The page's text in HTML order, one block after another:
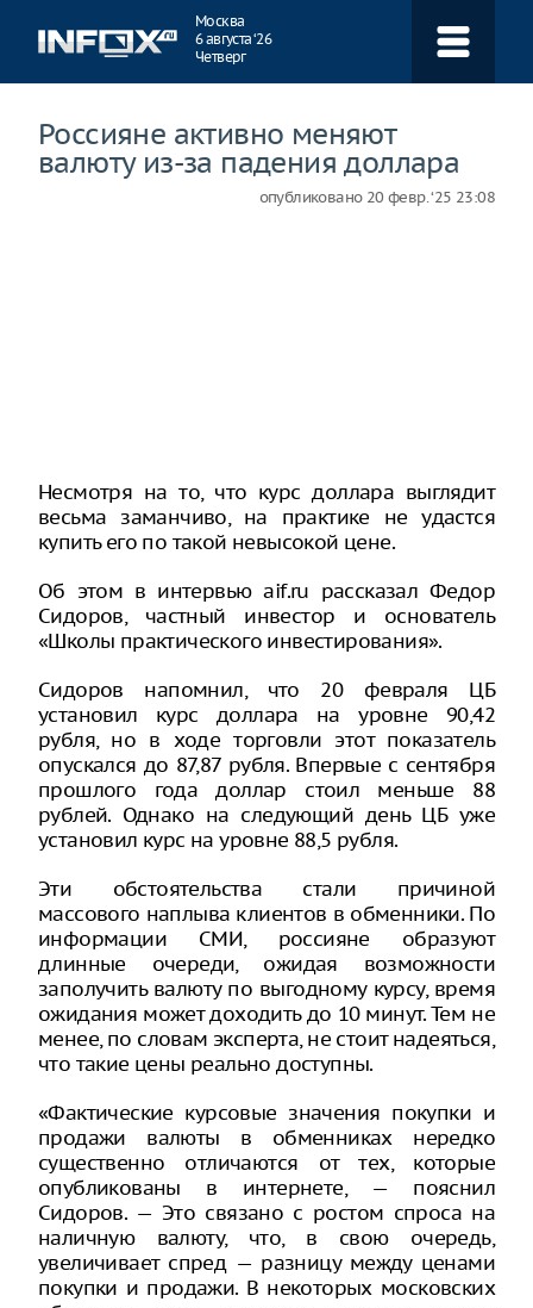
Москва
6 августа ‘26
Четверг
Россияне активно меняют
валюту из-за падения доллара
опубликовано 20 февр. ‘25 23:08
Несмотря на то, что курс доллара выглядит
весьма заманчиво, на практике не удастся
купить его по такой невысокой цене.
Об этом в интервью aif.ru рассказал Федор
Сидоров, частный инвестор и основатель
«Школы практического инвестирования».
Сидоров напомнил, что 20 февраля ЦБ
установил курс доллара на уровне 90,42
рубля, но в ходе торговли этот показатель
опускался до 87,87 рубля. Впервые с сентября
прошлого года доллар стоил меньше 88
рублей. Однако на следующий день ЦБ уже
установил курс на уровне 88,5 рубля.
Эти обстоятельства стали причиной
массового наплыва клиентов в обменники. По
информации СМИ, россияне образуют
длинные очереди, ожидая возможности
заполучить валюту по выгодному курсу, время
ожидания может доходить до 10 минут. Тем не
менее, по словам эксперта, не стоит надеяться,
что такие цены реально доступны.
«Фактические курсовые значения покупки и
продажи валюты в обменниках нередко
существенно отличаются от тех, которые
опубликованы в интернете, — пояснил
Сидоров. — Это связано с ростом спроса на
наличную валюту, что, в свою очередь,
увеличивает спред — разницу между ценами
покупки и продажи. В некоторых московских